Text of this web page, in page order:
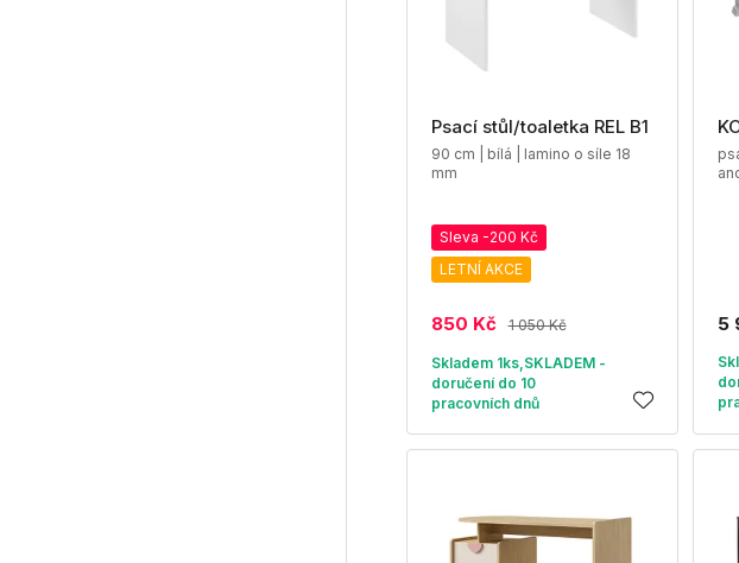
Psací stůl/toaletka REL B1
90 cm | bílá | lamino o síle 18
mm
Sleva -200 Kč
LETNÍ AKCE
850 Kč 1 050 Kč
Skladem 1ks,SKLADEM -
doručení do 10
pracovních dnů
5